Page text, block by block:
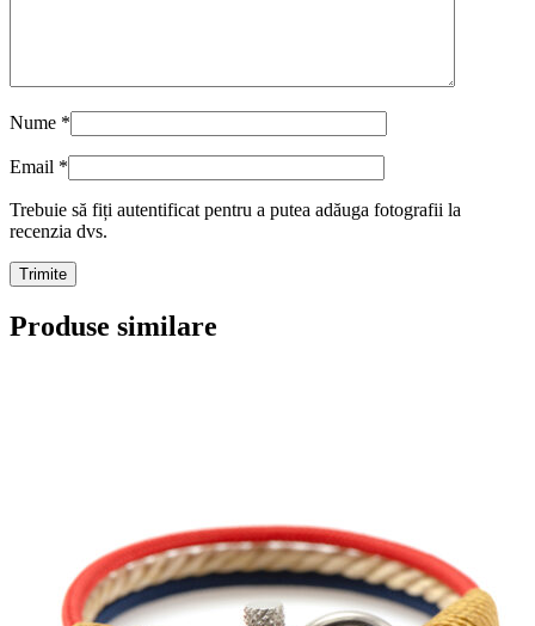
Nume *
Email *
Trebuie să fiți autentificat pentru a putea adăuga fotografii la
recenzia dvs.
Produse similare